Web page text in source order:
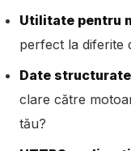
Utilitate pentru
perfect la diferite
Date
clare către
tău?